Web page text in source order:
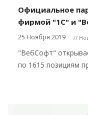
Официальное
фирмой "1С" и
25 Ноября 2019 //
"ВебСофт"
по 1615 позициям